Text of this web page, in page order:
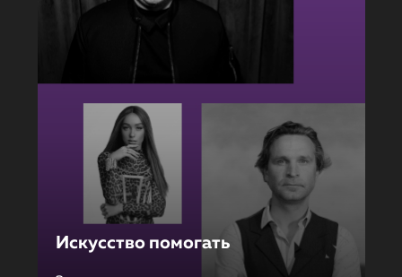
Искусство помогать